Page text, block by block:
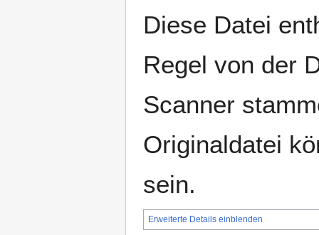
Diese Datei
Regel von der
Scanner
Originaldatei
sein.
Erweiterte Details einblenden